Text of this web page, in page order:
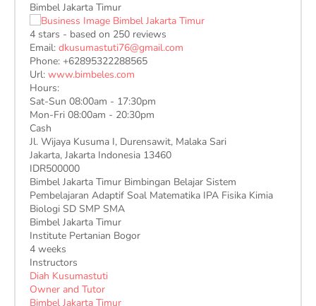
Bimbel Jakarta Timur
4stars - based on 250reviews
Email: dkusumastuti76@gmail.com
Phone: +62895322288565
Url: www.bimbeles.com
Hours:
Sat-Sun 08:00am - 17:30pm
Mon-Fri 08:00am - 20:30pm
Cash
Jl. Wijaya Kusuma I, Durensawit, Malaka Sari
Jakarta, Jakarta Indonesia 13460
IDR500000
Bimbel Jakarta Timur Bimbingan Belajar Sistem
Pembelajaran Adaptif Soal Matematika IPA Fisika Kimia
Biologi SD SMP SMA
Bimbel Jakarta Timur
Institute Pertanian Bogor
4 weeks
Instructors
Diah Kusumastuti
Owner and Tutor
Bimbel Jakarta Timur